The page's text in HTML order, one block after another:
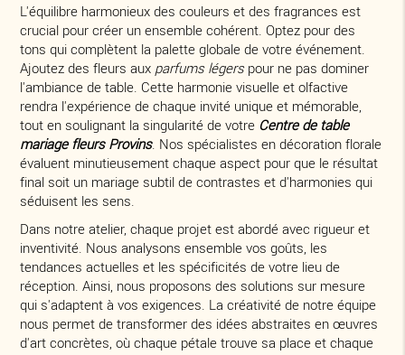
L'équilibre harmonieux des couleurs et des fragrances est
crucial pour créer un ensemble cohérent. Optez pour des
tons qui complètent la palette globale de votre événement.
Ajoutez des fleurs aux parfums légerspour ne pas dominer
l'ambiance de table. Cette harmonie visuelle et olfactive
rendra l'expérience de chaque invité unique et mémorable,
tout en soulignant la singularité de votre Centre de table
mariage fleurs Provins. Nos spécialistes en décoration florale
évaluent minutieusement chaque aspect pour que le résultat
final soit un mariage subtil de contrastes et d'harmonies qui
séduisent les sens.
Dans notre atelier, chaque projet est abordé avec rigueur et
inventivité. Nous analysons ensemble vos goûts, les
tendances actuelles et les spécificités de votre lieu de
réception. Ainsi, nous proposons des solutions sur mesure
qui s'adaptent à vos exigences. La créativité de notre équipe
nous permet de transformer des idées abstraites en œuvres
d'art concrètes, où chaque pétale trouve sa place et chaque